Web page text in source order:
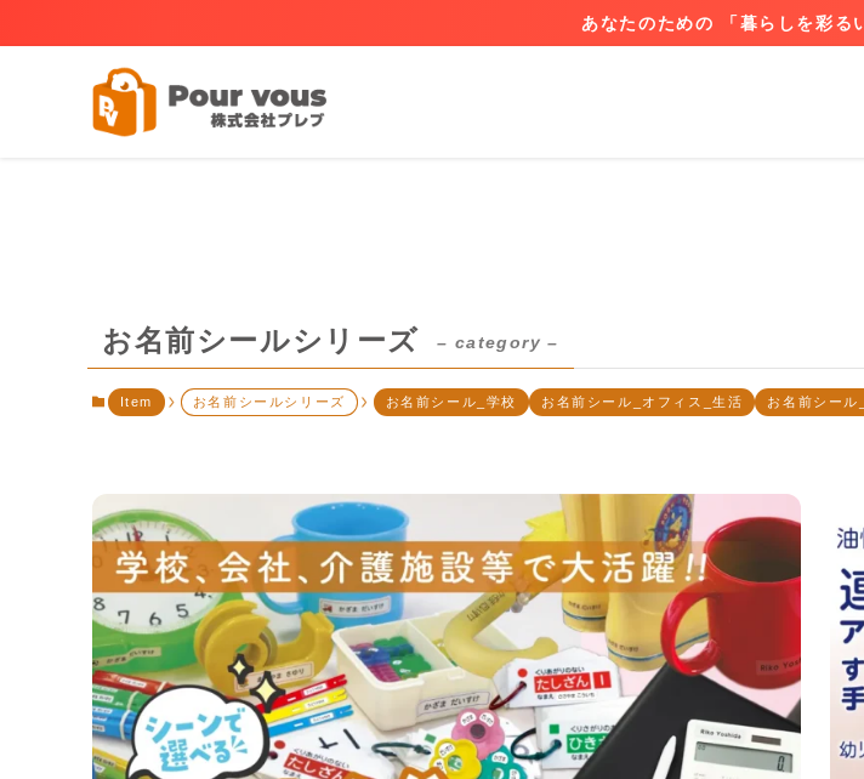
あなたのための 「暮らしを彩る
お名前シールシリーズ – category –
Item お名前シールシリーズ お名前シール_学校 お名前シール_オフィス_生活 お名前シール